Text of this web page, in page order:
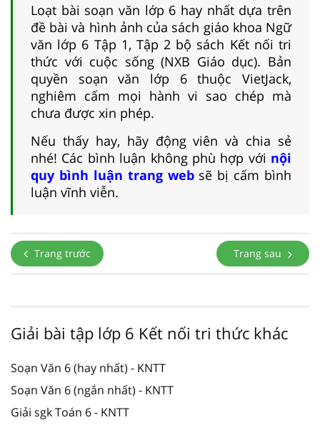
Loạt bài soạn văn lớp 6 hay nhất dựa trên
đề bài và hình ảnh của sách giáo khoa Ngữ
văn lớp 6 Tập 1, Tập 2 bộ sách Kết nối tri
thức với cuộc sống (NXB Giáo dục). Bản
quyền soạn văn lớp 6 thuộc VietJack,
nghiêm cấm mọi hành vi sao chép mà
chưa được xin phép.
Nếu thấy hay, hãy động viên và chia sẻ
nhé! Các bình luận không phù hợp với nội
quy bình luận trang websẽ bị cấm bình
luận vĩnh viễn.
Trang trước Trang sau
Giải bài tập lớp 6 Kết nối tri thức khác
Soạn Văn 6 (hay nhất) - KNTT
Soạn Văn 6 (ngắn nhất) - KNTT
Giải sgk Toán 6 - KNTT